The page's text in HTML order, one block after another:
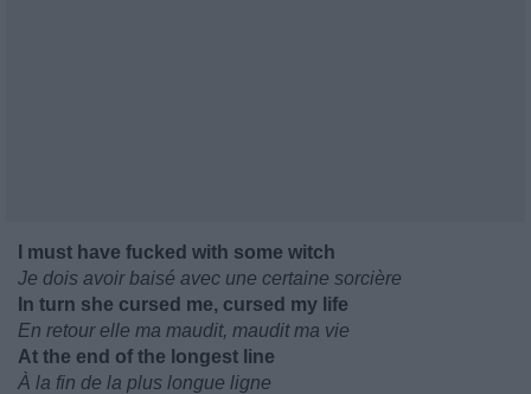
I must have fucked with some witch
Je dois avoir baisé avec une certaine sorcière
In turn she cursed me, cursed my life
En retour elle ma maudit, maudit ma vie
At the end of the longest line
À la fin de la plus longue ligne